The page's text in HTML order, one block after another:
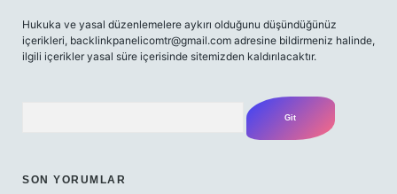
Hukuka ve yasal düzenlemelere aykırı olduğunu düşündüğünüz
içerikleri, backlinkpanelicomtr@gmail.com adresine bildirmeniz halinde,
ilgili içerikler yasal süre içerisinde sitemizden kaldırılacaktır.
SON YORUMLAR